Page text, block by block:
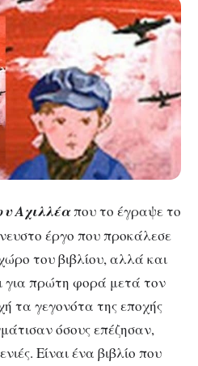
Αχιλλέαπου το έγραψε το
έργο που προκάλεσε
του βιβλίου, αλλά και
για πρώτη φορά μετά τον
τα γεγονότα της εποχής
όσους επέζησαν,
Είναι ένα βιβλίο που